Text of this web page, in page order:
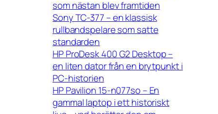
som nästan blev framtiden
Sony TC-377 – en klassisk
rullbandspelare som satte
standarden
HP ProDesk 400 G2 Desktop –
en liten dator från en brytpunkt i
PC-historien
HP Pavilion 15-n077so – En
gammal laptop i ett historiskt